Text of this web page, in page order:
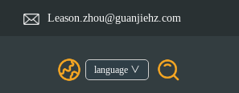
Leason.zhou@guanjiehz.com
language ∨